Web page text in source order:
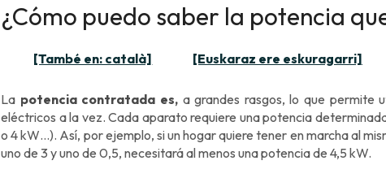
¿Cómo puedo saber la potencia
[També en: català] [Euskaraz ere eskuragarri]
La potencia contratada es,a grandes rasgos, lo que permite
eléctricos a la vez. Cada aparato requiere una potencia
o 4 kW…). Así, por ejemplo, si un hogar quiere tener en marcha al
uno de 3 y uno de 0,5, necesitará al menos una potencia de 4,5 kW.